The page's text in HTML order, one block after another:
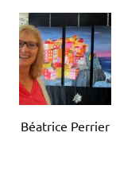
Béatrice Perrier